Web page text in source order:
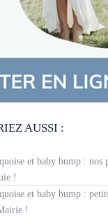
AUSSI :
et baby bump : nos
!
et baby bump :
!